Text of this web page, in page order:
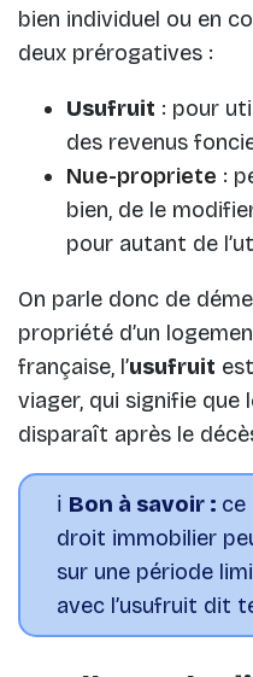
bien individuel ou en
deux prérogatives :
Usufruit : pour
des revenus
Nue-propriete :
bien, de le
pour autant de
On parle donc de
propriété d’un
française, l’usufruit
viager, qui signifie
disparaît après le
ℹ️ Bon à savoir : ce
droit immobilier
sur une période
avec l’usufruit dit